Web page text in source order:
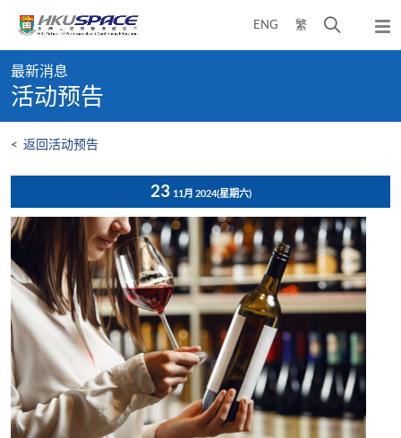
content
ENG 繁
开
弹
出
content
start
最新消息
活动预告
< 返回活动预告
23 11月 2024(星期六)